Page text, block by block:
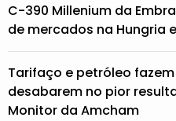
C-390 Millenium da
de mercados na Hungria
Tarifaço e petróleo
desabarem no pior
Monitor da Amcham